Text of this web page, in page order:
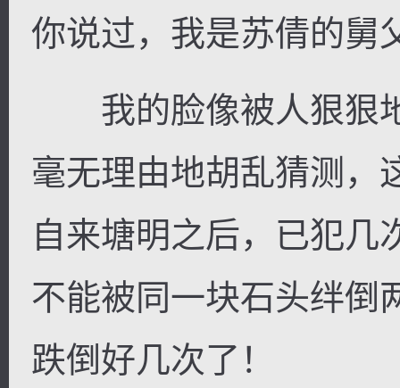
你说过，我是苏倩的舅
我的脸像被人狠狠
毫无理由地胡乱猜测，
自来塘明之后，已犯几
不能被同一块石头绊倒
跌倒好几次了！